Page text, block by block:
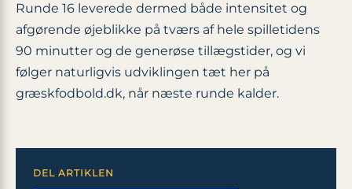
Runde 16 leverede dermed både intensitet og
afgørende øjeblikke på tværs af hele spilletidens
90 minutter og de generøse tillægstider, og vi
følger naturligvis udviklingen tæt her på
græskfodbold.dk, når næste runde kalder.
DEL ARTIKLEN